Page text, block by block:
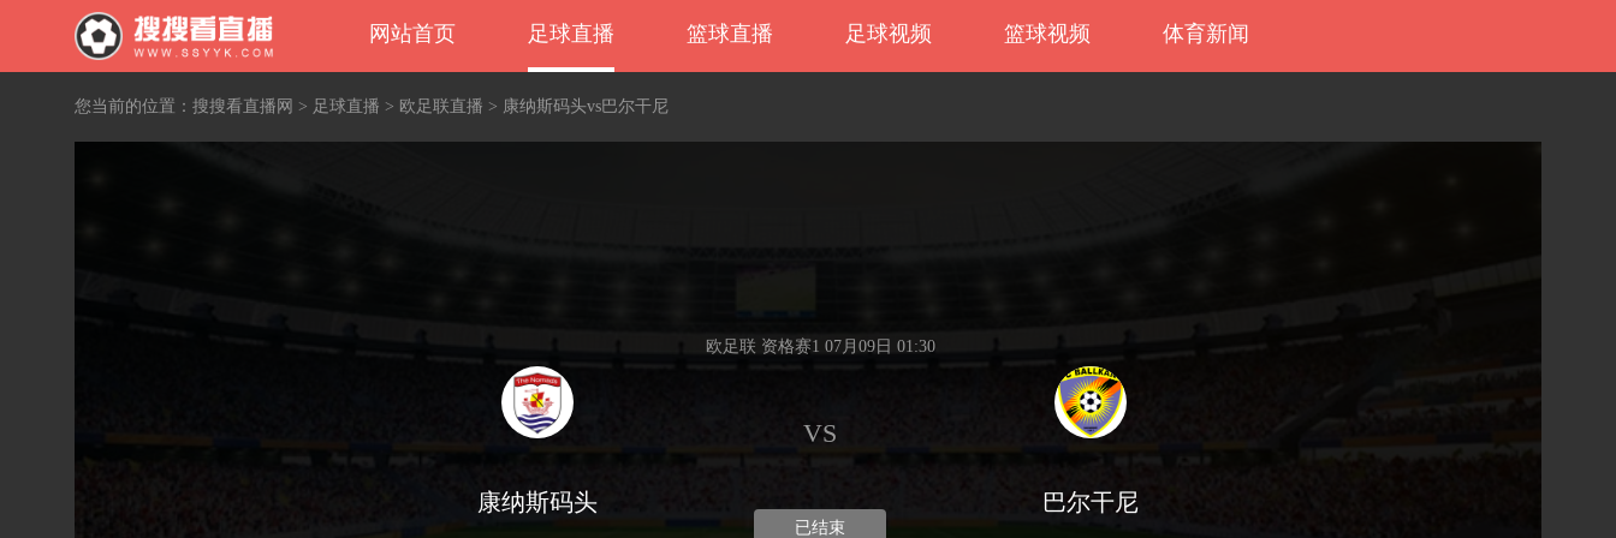
网站首页 足球直播 篮球直播 足球视频 篮球视频 体育新闻
您当前的位置： 搜搜看直播网 > 足球直播 > 欧足联直播 > 康纳斯码头vs巴尔干尼
康纳斯码头
欧足联 资格赛1 07月09日 01:30
VS
已结束
巴尔干尼